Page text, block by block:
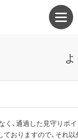
、通過した見守りポ
おりますので、それ